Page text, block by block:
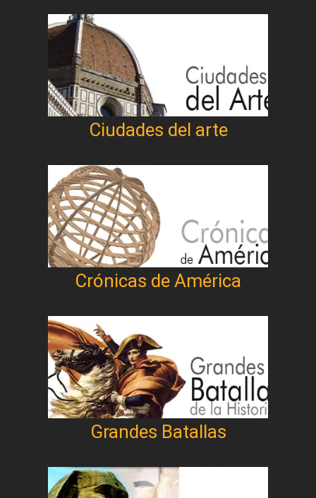
Ciudades del arte
Crónicas de América
Grandes Batallas